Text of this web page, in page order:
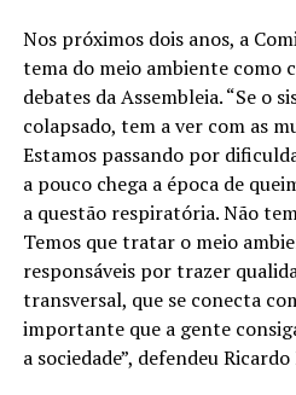
Nos próximos dois anos, a
tema do meio ambiente como
debates da Assembleia. “Se o
colapsado, tem a ver com as
Estamos passando por
a pouco chega a época de
a questão respiratória. Não
Temos que tratar o meio
responsáveis por trazer
transversal, que se conecta
importante que a gente
a sociedade”, defendeu